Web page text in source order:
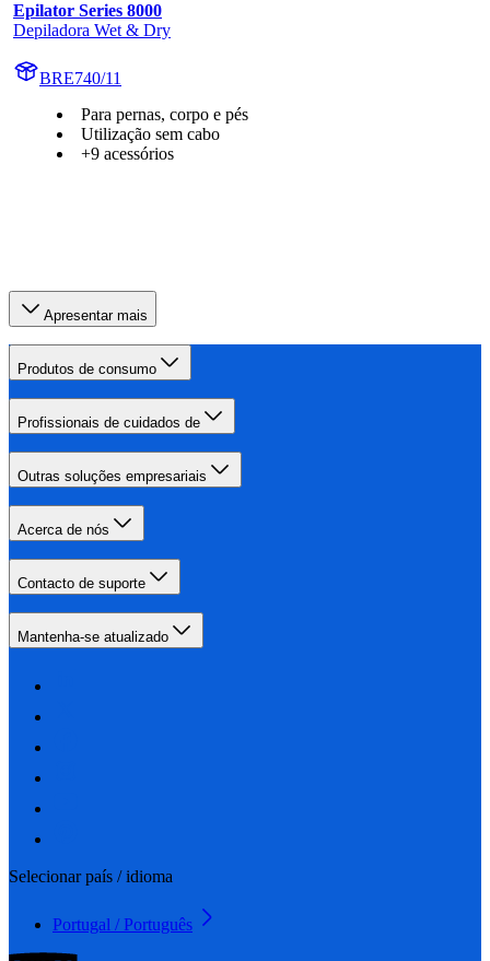
Epilator Series 8000
Depiladora Wet & Dry
BRE740/11
Para pernas, corpo e pés
Utilização sem cabo
+9 acessórios
Apresentar mais
Produtos de consumo
Profissionais de cuidados de
Outras soluções empresariais
Acerca de nós
Contacto de suporte
Mantenha-se atualizado
Selecionar país / idioma
Portugal / Português